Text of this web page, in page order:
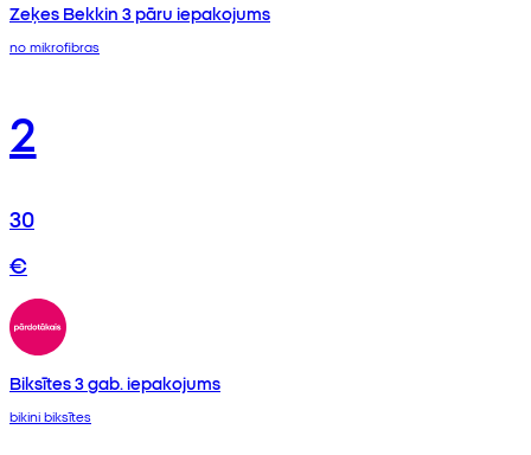
Zeķes Bekkin 3 pāru iepakojums
no mikrofibras
2
30
€
Biksītes 3 gab. iepakojums
bikini biksītes